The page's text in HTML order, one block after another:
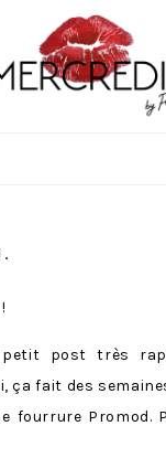
post très
ça fait des
fourrure Promod.